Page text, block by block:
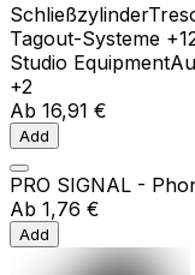
Schließzylinder
Tagout-Systeme
Studio Equipment
+2
Ab 16,91 €
Add
PRO SIGNAL -
Ab 1,76 €
Add